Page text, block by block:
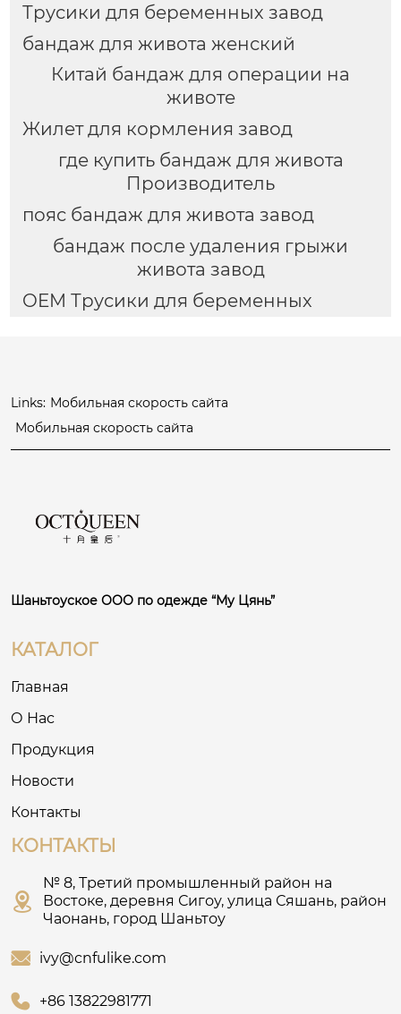
Трусики для беременных завод
бандаж для живота женский
Китай бандаж для операции на
животе
Жилет для кормления завод
где купить бандаж для живота
Производитель
пояс бандаж для живота завод
бандаж после удаления грыжи
живота завод
OEM Трусики для беременных
Links: Мобильная скорость сайта
Мобильная скорость сайта
Шаньтоуское ООО по одежде “Му Цянь”
КАТАЛОГ
Главная
О Нас
Продукция
Новости
Контакты
КОНТАКТЫ

№ 8, Третий промышленный район на
Востоке, деревня Сигоу, улица Сяшань, район
Чаонань, город Шаньтоу
 ivy@cnfulike.com
 +86 13822981771